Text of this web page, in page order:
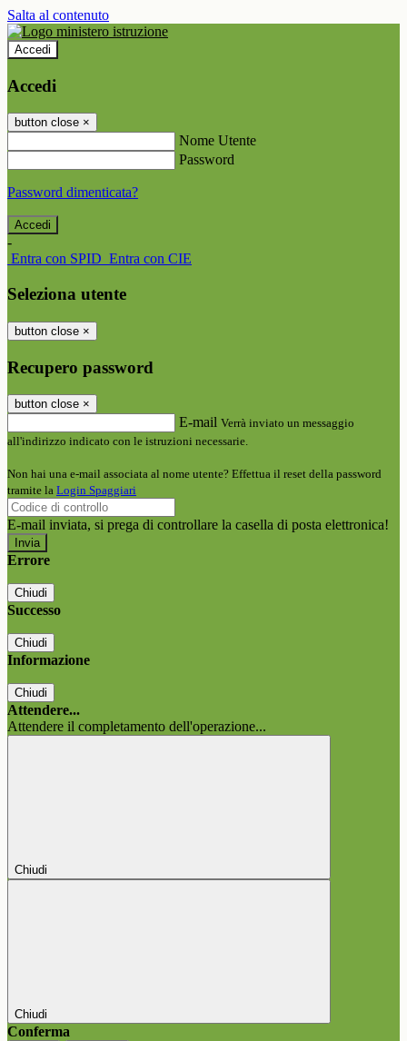
Salta al contenuto
Accedi
Accedi
button close ×
Nome Utente
Password
Password dimenticata?
-
Entra con SPID Entra con CIE
Seleziona utente
button close ×
Recupero password
button close ×
E-mail Verrà inviato un messaggio
all'indirizzo indicato con le istruzioni necessarie.
Non hai una e-mail associata al nome utente? Effettua il reset della password
tramite la Login Spaggiari
E-mail inviata, si prega di controllare la casella di posta elettronica!
Errore
Chiudi
Successo
Chiudi
Informazione
Chiudi
Attendere...
Attendere il completamento dell'operazione...
Chiudi
Chiudi
Conferma